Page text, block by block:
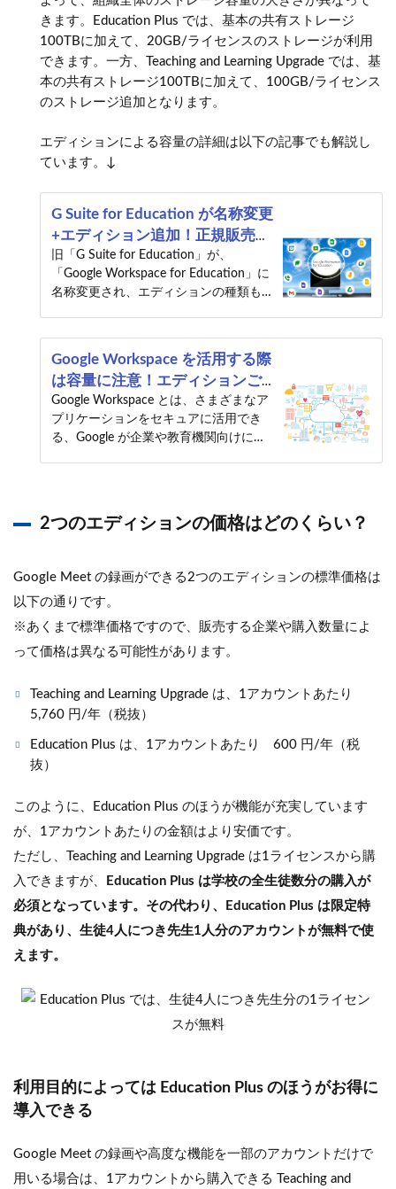
きます。Education Plus では、基本の共有ストレージ
100TBに加えて、20GB/ライセンスのストレージが利用
できます。一方、Teaching and Learning Upgrade では、基
本の共有ストレージ100TBに加えて、100GB/ライセンス
のストレージ追加となります。
エディションによる容量の詳細は以下の記事でも解説し
ています。↓
G Suite for Education が名称変更
+エディション追加！正規販売代
理店が変更のポイントを解説
旧「G Suite for Education」が、
「Google Workspace for Education」に
名称変更され、エディションの種類も増
画機能などの違いについて、教育機関向
けに変更のポイントを解説します。
Google Workspace を活用する際
は容量に注意！エディションご
との容量の違いや共有ドライブ
について
Google Workspace とは、さまざまなア
プリケーションをセキュアに活用でき
る、Google が企業や教育機関向けに提
に期待できます […]
2つのエディションの価格はどのくらい？
Google Meet の録画ができる2つのエディションの標準価格は
以下の通りです。
※あくまで標準価格ですので、販売する企業や購入数量によ
って価格は異なる可能性があります。
Teaching and Learning Upgrade は、1アカウントあたり
5,760 円/年（税抜）
Education Plus は、1アカウントあたり 600 円/年（税
抜）
このように、Education Plus のほうが機能が充実しています
が、1アカウントあたりの金額はより安価です。
ただし、Teaching and Learning Upgrade は1ライセンスから購
入できますが、
Education Plus は学校の全生徒数分の購入が
必須となっています。その代わり、Education Plus は限定特
典があり、生徒4人につき先生1人分のアカウントが無料で使
えます。
利用目的によっては Education Plus のほうがお得に
導入できる
Google Meet の録画や高度な機能を一部のアカウントだけで
用いる場合は、1アカウントから購入できる Teaching and